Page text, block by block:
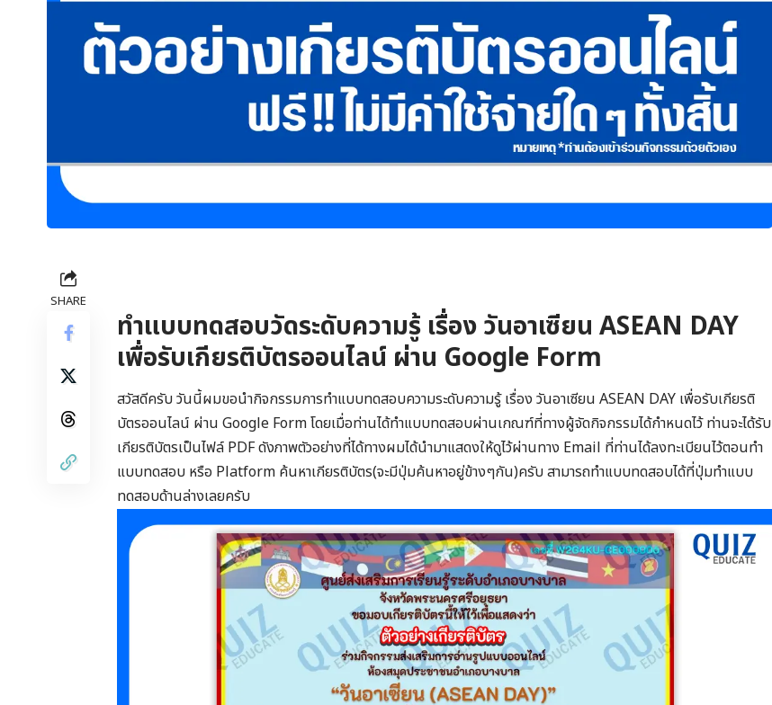
SHARE
ทำแบบทดสอบวัดระดับความรู้ เรื่อง วันอาเซียน ASEAN DAY
เพื่อรับเกียรติบัตรออนไลน์ ผ่าน Google Form
สวัสดีครับ วันนี้ผมขอนำกิจกรรมการทำแบบทดสอบความระดับความรู้ เรื่อง วันอาเซียน ASEAN DAY เพื่อรับเกียรติ
บัตรออนไลน์ ผ่าน Google Form โดยเมื่อท่านได้ทำแบบทดสอบผ่านเกณฑ์ที่ทางผู้จัดกิจกรรมได้กำหนดไว้ ท่านจะได้รับ
เกียรติบัตรเป็นไฟล์ PDF ดังภาพตัวอย่างที่ได้ทางผมได้นำมาแสดงให้ดูไว้ผ่านทาง Email ที่ท่านได้ลงทะเบียนไว้ตอนทำ
แบบทดสอบ หรือ Platform ค้นหาเกียรติบัตร(จะมีปุ่มค้นหาอยู่ข้างๆกัน)ครับ สามารถทำแบบทดสอบได้ที่ปุ่มทำแบบ
ทดสอบด้านล่างเลยครับ